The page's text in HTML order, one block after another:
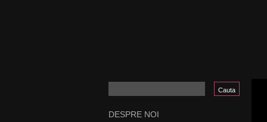
DESPRE NOI